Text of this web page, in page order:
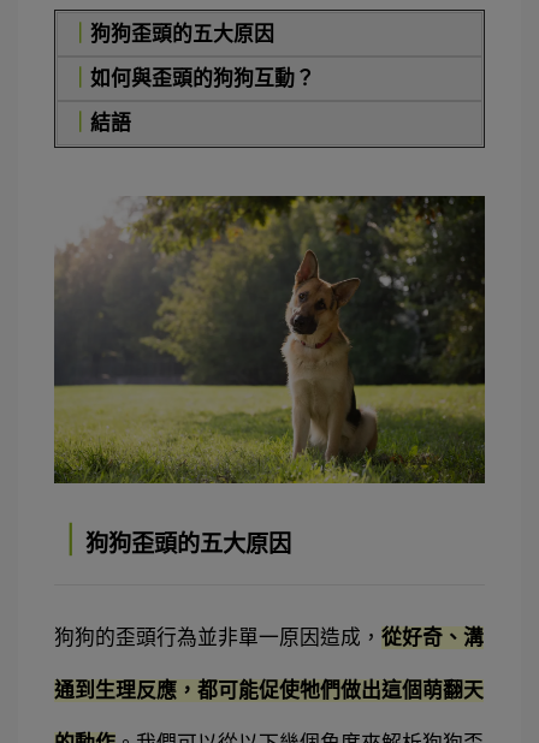
狗狗歪頭的五大原因
如何與歪頭的狗狗互動？
結語
狗狗歪頭的五大原因
狗狗的歪頭行為並非單一原因造成， 從好奇、溝
通到生理反應，都可能促使牠們做出這個萌翻天